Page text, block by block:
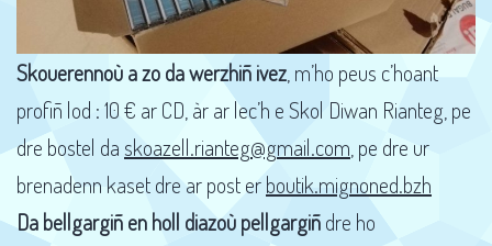
Skouerennoù a zo da werzhiñ ivez, m’ho peus c’hoant
profiñ lod : 10 € ar CD, àr ar lec’h e Skol Diwan Rianteg, pe
dre bostel da skoazell.rianteg@gmail.com, pe dre ur
brenadenn kaset dre ar post erboutik.mignoned.bzh
Da bellgargiñ en holl diazoù pellgargiñdre ho